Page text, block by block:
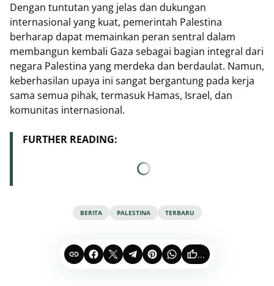
Dengan tuntutan yang jelas dan dukungan
internasional yang kuat, pemerintah Palestina
berharap dapat memainkan peran sentral dalam
membangun kembali Gaza sebagai bagian integral dari
negara Palestina yang merdeka dan berdaulat. Namun,
keberhasilan upaya ini sangat bergantung pada kerja
sama semua pihak, termasuk Hamas, Israel, dan
komunitas internasional.
FURTHER READING:
BERITA PALESTINA TERBARU
...